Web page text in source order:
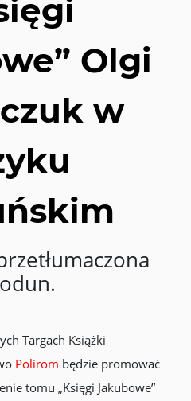
Olgi
w
Targach Książki
Polirom będzie promować
tomu „Księgi Jakubowe”